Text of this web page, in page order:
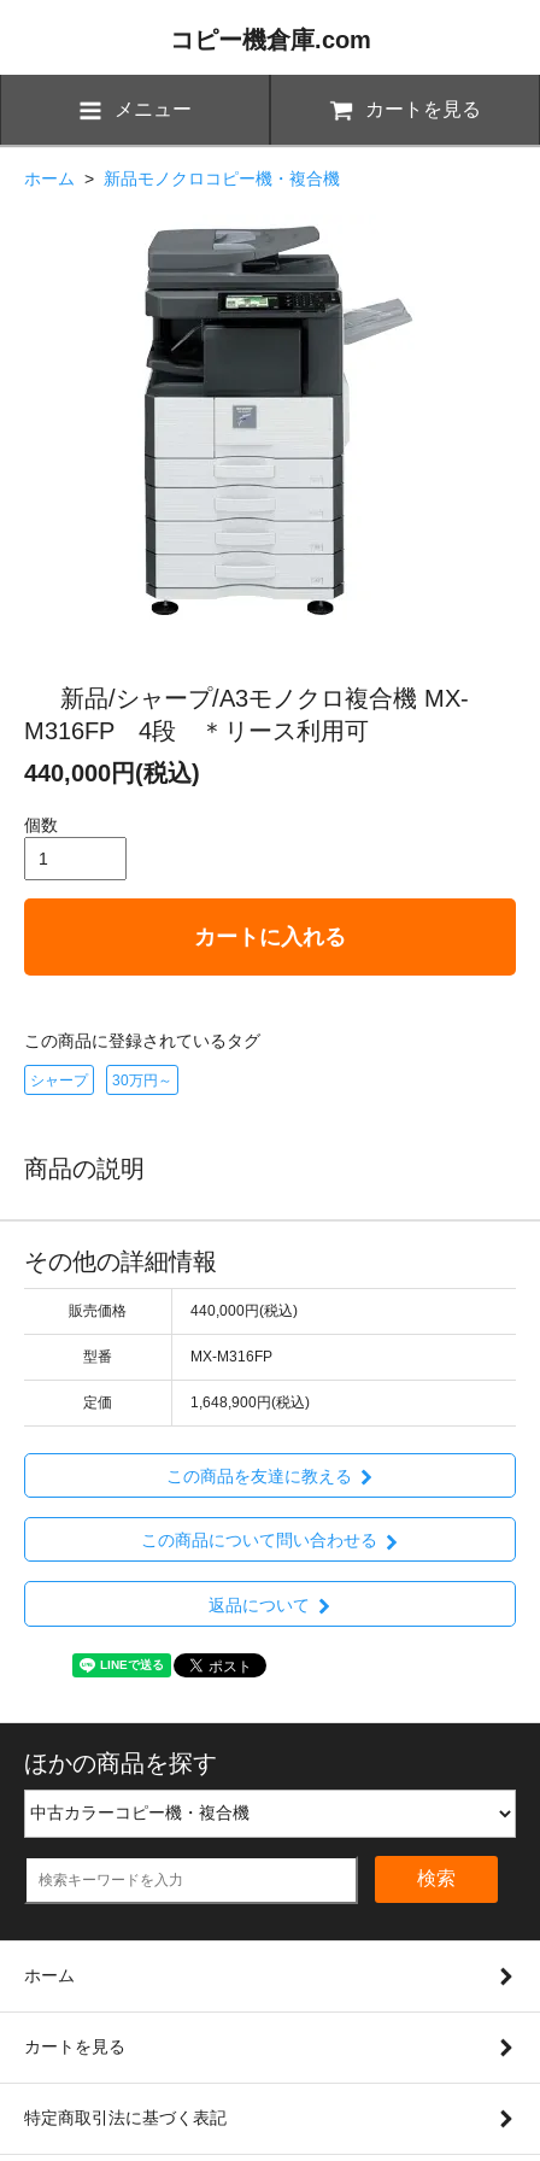
コピー機倉庫.com
メニュー カートを見る
ホーム > 新品モノクロコピー機・複合機
新品/シャープ/A3モノクロ複合機 MX-
M316FP 4段 ＊リース利用可
440,000円(税込)
個数
カートに入れる
この商品に登録されているタグ
シャープ 30万円～
商品の説明
その他の詳細情報
販売価格 440,000円(税込)
型番 MX-M316FP
定価 1,648,900円(税込)
この商品を友達に教える
この商品について問い合わせる
返品について
ほかの商品を探す
検索
ホーム
カートを見る
特定商取引法に基づく表記